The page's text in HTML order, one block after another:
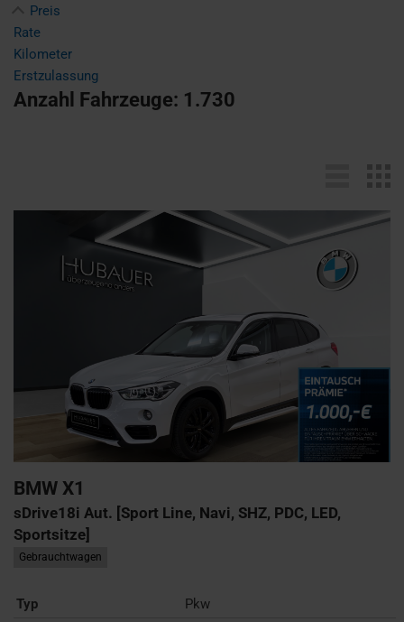
Preis
Rate
Kilometer
Erstzulassung
Anzahl Fahrzeuge: 1.730
BMW X1
sDrive18i Aut. [Sport Line, Navi, SHZ, PDC, LED,
Sportsitze]
Gebrauchtwagen
Typ
Pkw